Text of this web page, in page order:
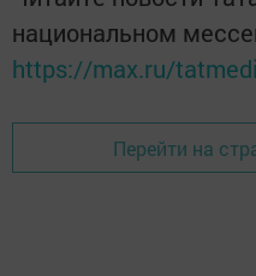
национальном
https://max.ru/
Перейти на